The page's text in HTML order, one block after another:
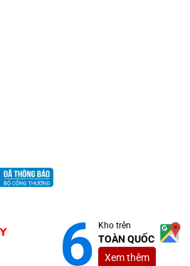
Kho trên
TOÀN QUỐC
Xem thêm